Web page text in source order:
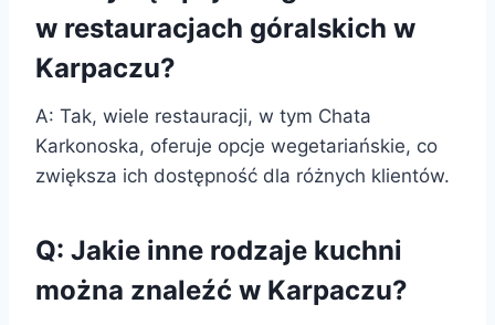
w restauracjach góralskich w
Karpaczu?
A: Tak, wiele restauracji, w tym Chata
Karkonoska, oferuje opcje wegetariańskie, co
zwiększa ich dostępność dla różnych klientów.
Q: Jakie inne rodzaje kuchni
można znaleźć w Karpaczu?